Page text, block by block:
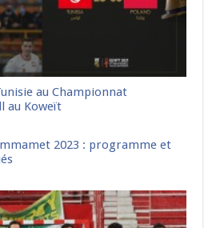
au Championnat
au Koweït
2023 : programme et